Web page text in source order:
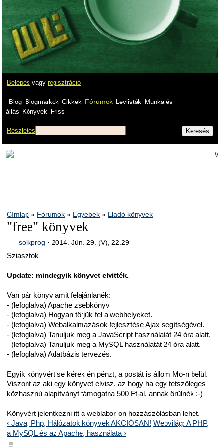
Belépés vagy regisztráció
Blog Blogmarkok Cikkek Fórumok Levlisták
Munka és
állás Könyvek Friss
Részletes
Címlap » Fórumok » Egyebek » Eladó könyvek
"free" könyvek
solkprog · 2014. Jún. 29. (V), 22.29
Sziasztok
Update: mindegyik könyvet elvitték.
Van pár könyv amit felajánlanék:
- (lefoglalva) Apache zsebkönyv.
- (lefoglalva) Hogyan törjük fel a webhelyeket.
- (lefoglalva) Webalkalmazások fejlesztése Ajax segítségével.
- (lefoglalva) Tanuljuk meg a JavaScript használatát 24 óra alatt.
- (lefoglalva) Tanuljuk meg a MySQL használatát 24 óra alatt.
- (lefoglalva) Adatbázis tervezés.
Egyik könyvért se kérek én pénzt, a postát is állom Mo-n belül.
Viszont az aki egy könyvet elvisz, az hogy ha egy tetszőleges
közhasznú alapítványt támogatna 500 Ft-al, annak örülnék :-)
Könyvért jelentkezni itt a weblabor-on hozzászólásban lehet.
‹ Java, Php, Hálózatok könyvek AKCIÓSAN! Webvilág: A PHP,
a MySQL és az Apache, használata ›
■